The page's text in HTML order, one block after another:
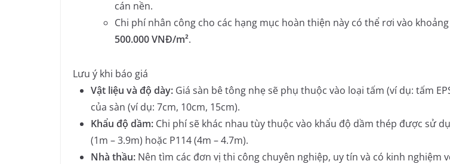
cán nền.
Chi phí nhân công cho các hạng mục hoàn thiện này có thể rơi vào khoảng
500.000 VNĐ/m².
Lưu ý khi báo giá
Vật liệu và độ dày: Giá sàn bê tông nhẹ sẽ phụ thuộc vào loại tấm (ví dụ: tấm
của sàn (ví dụ: 7cm, 10cm, 15cm).
Khẩu độ dầm: Chi phí sẽ khác nhau tùy thuộc vào khẩu độ dầm thép được sử
(1m – 3.9m) hoặc P114 (4m – 4.7m).
Nhà thầu: Nên tìm các đơn vị thi công chuyên nghiệp, uy tín và có kinh nghiệm